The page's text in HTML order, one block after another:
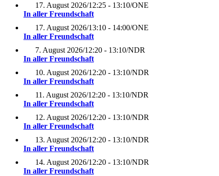
17. August 2026/12:25 - 13:10/ONE
In aller Freundschaft
17. August 2026/13:10 - 14:00/ONE
In aller Freundschaft
7. August 2026/12:20 - 13:10/NDR
In aller Freundschaft
10. August 2026/12:20 - 13:10/NDR
In aller Freundschaft
11. August 2026/12:20 - 13:10/NDR
In aller Freundschaft
12. August 2026/12:20 - 13:10/NDR
In aller Freundschaft
13. August 2026/12:20 - 13:10/NDR
In aller Freundschaft
14. August 2026/12:20 - 13:10/NDR
In aller Freundschaft